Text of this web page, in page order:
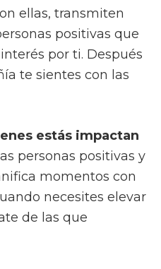
ellas, transmiten
positivas que
por ti. Después
te sientes con las
estás impactan
personas positivas y
momentos con
necesites elevar
de las que